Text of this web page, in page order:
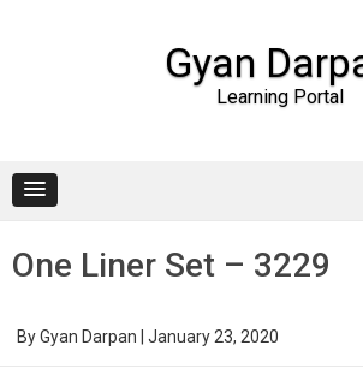
Gyan
Learning Portal
One Liner Set – 3229
ByGyan Darpan January 23, 2020